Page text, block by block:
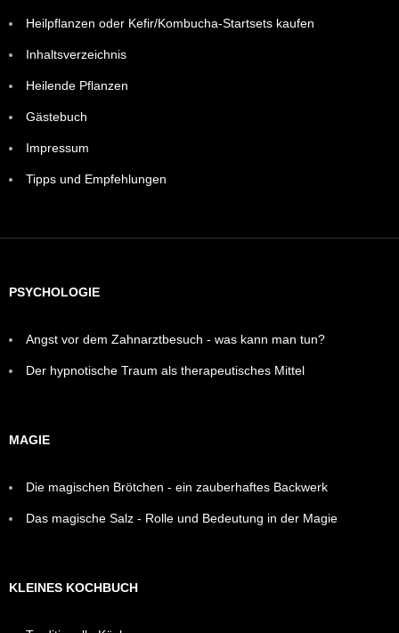
Heilpflanzen oder Kefir/Kombucha-Startsets kaufen
Inhaltsverzeichnis
Heilende Pflanzen
Gästebuch
Impressum
Tipps und Empfehlungen
PSYCHOLOGIE
Angst vor dem Zahnarztbesuch - was kann man tun?
Der hypnotische Traum als therapeutisches Mittel
MAGIE
Die magischen Brötchen - ein zauberhaftes Backwerk
Das magische Salz - Rolle und Bedeutung in der Magie
KLEINES KOCHBUCH